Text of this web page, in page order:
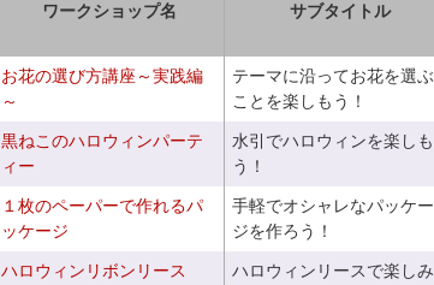
ワークショップ名 サブタイトル
お花の選び方講座～実践編
～
テーマに沿ってお花を選ぶ
ことを楽しもう！
黒ねこのハロウィンパーテ
ィー
水引でハロウィンを楽しも
う！
１枚のペーパーで作れるパ
ッケージ
手軽でオシャレなパッケー
ジを作ろう！
ハロウィンリボンリース
ハロウィンリースで楽しみ